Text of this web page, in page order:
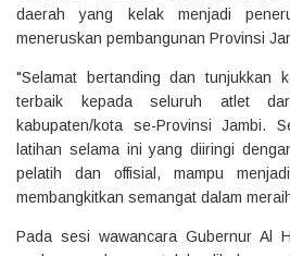
daerah yang kelak menjadi
meneruskan pembangunan Provinsi
"Selamat bertanding dan tunjukkan
terbaik kepada seluruh atlet
kabupaten/kota se-Provinsi Jambi.
latihan selama ini yang diiringi
pelatih dan offisial, mampu
membangkitkan semangat dalam
Pada sesi wawancara Gubernur Al